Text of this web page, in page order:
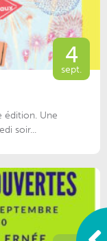
4
sept.
édition. Une
soir...